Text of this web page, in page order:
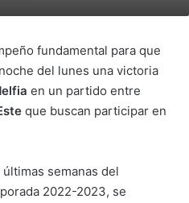
fundamental para que
del lunes una victoria
en un partido entre
que buscan participar en
semanas del
2022-2023, se